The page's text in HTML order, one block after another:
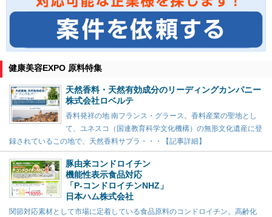
健康美容EXPO 原料特集
天然香料・天然有効成分のリーディングカンパニー
株式会社ロベルテ
香料発祥の地 南フランス・グラース。香料産業の聖地とし
て、ユネスコ（国連教育科学文化機構）の無形文化遺産に登
録されているこの地で、天然香料サプラ・・・【記事詳細】
豚由来コンドロイチン
機能性表示食品対応
「P-コンドロイチンNHZ」
日本ハム株式会社
関節対応素材として市場に定着している食品原料のコンドロイチン。高齢化